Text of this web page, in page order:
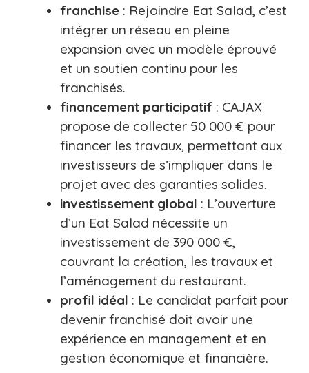
franchise : Rejoindre Eat Salad, c’est
intégrer un réseau en pleine
expansion avec un modèle éprouvé
et un soutien continu pour les
franchisés.
financement participatif : CAJAX
propose de collecter 50 000 € pour
financer les travaux, permettant aux
investisseurs de s’impliquer dans le
projet avec des garanties solides.
investissement global : L’ouverture
d’un Eat Salad nécessite un
investissement de 390 000 €,
couvrant la création, les travaux et
l’aménagement du restaurant.
profil idéal : Le candidat parfait pour
devenir franchisé doit avoir une
expérience en management et en
gestion économique et financière.